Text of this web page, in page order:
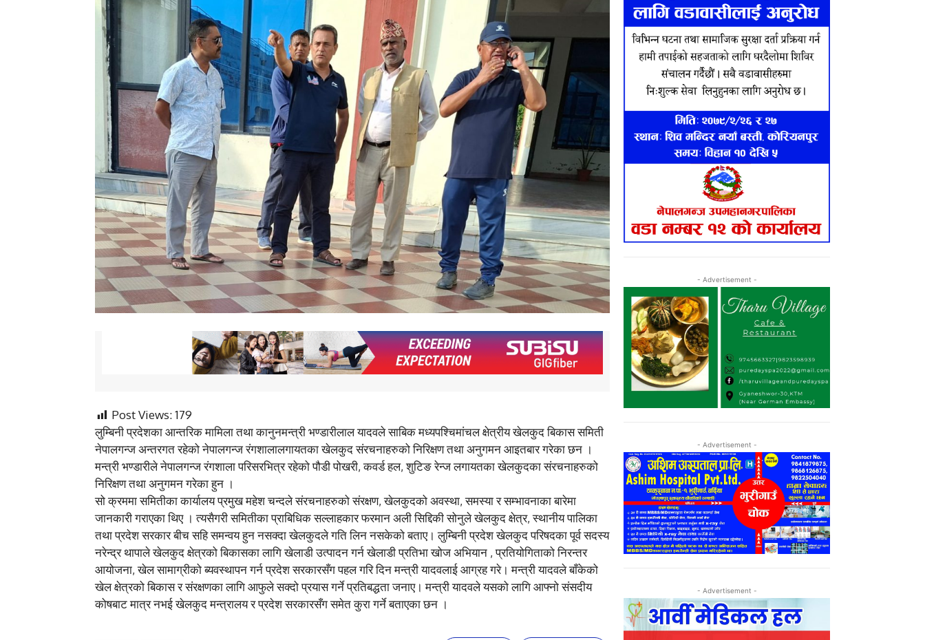
Post Views:179
लुम्बिनी प्रदेशका आन्तरिक मामिला तथा कानुनमन्त्री भण्डारीलाल यादवले साबिक मध्यपश्चिमांचल क्षेत्रीय खेलकुद बिकास समिती
नेपालगन्ज अन्तरगत रहेको नेपालगन्ज रंगशालालगायतका खेलकुद संरचनाहरुको निरिक्षण तथा अनुगमन आइतबार गरेका छन ।
मन्त्री भण्डारीले नेपालगन्ज रंगशाला परिसरभित्र रहेको पौडी पोखरी, कवर्ड हल, शुटिङ रेन्ज लगायतका खेलकुदका संरचनाहरुको
निरिक्षण तथा अनुगमन गरेका हुन ।
सो क्रममा समितीका कार्यालय प्रमुख महेश चन्दले संरचनाहरुको संरक्षण, खेलकुदको अवस्था, समस्या र सम्भावनाका बारेमा
जानकारी गराएका थिए । त्यसैगरी समितीका प्राबिधिक सल्लाहकार फरमान अली सिद्दिकी सोनुले खेलकुद क्षेत्र, स्थानीय पालिका
तथा प्रदेश सरकार बीच सहि समन्वय हुन नसक्दा खेलकुदले गति लिन नसकेको बताए। लुम्बिनी प्रदेश खेलकुद परिषदका पूर्व सदस्य
नरेन्द्र थापाले खेलकुद क्षेत्रको बिकासका लागि खेलाडी उत्पादन गर्न खेलाडी प्रतिभा खोज अभियान , प्रतियोगिताको निरन्तर
आयोजना, खेल सामाग्रीको ब्यवस्थापन गर्न प्रदेश सरकारसँग पहल गरि दिन मन्त्री यादवलाई आग्रह गरे। मन्त्री यादवले बाँकेको
खेल क्षेत्रको बिकास र संरक्षणका लागि आफुले सक्दो प्रयास गर्ने प्रतिबद्धता जनाए। मन्त्री यादवले यसको लागि आफ्नो संसदीय
कोषबाट मात्र नभई खेलकुद मन्त्रालय र प्रदेश सरकारसँग समेत कुरा गर्ने बताएका छन ।
- Advertisement -
- Advertisement -
- Advertisement -